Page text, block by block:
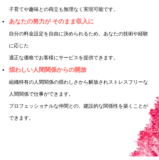
子育てや趣味との両立も無理なく実現可能です。
あなたの努力が そのまま収入に
自分の料金設定を自由に決められるため、あなたの技術や経験
に応じた
適正な価格でお客様にサービスを提供できます。
煩わしい人間関係からの開放
組織特有の人間関係の煩わしさから解放されストレスフリーな
人間関係で仕事ができます。
プロフェッショナルな仲間との、建設的な関係性を築くことが
できます。